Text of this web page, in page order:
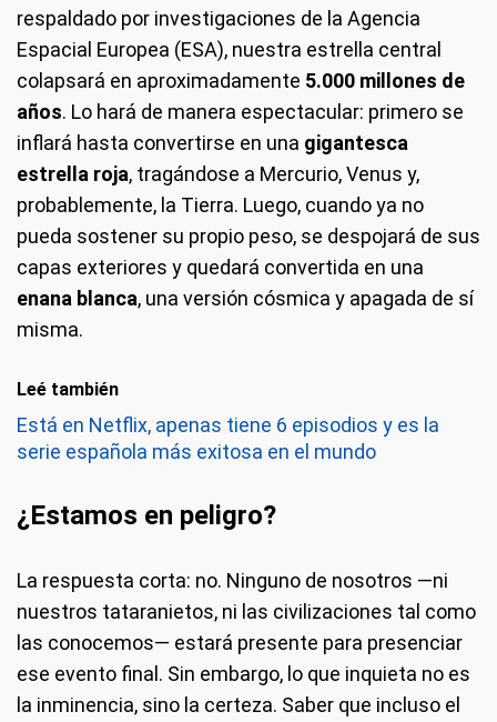
respaldado por investigaciones de la Agencia
Espacial Europea (ESA), nuestra estrella central
colapsará en aproximadamente 5.000 millones de
años. Lo hará de manera espectacular: primero se
inflará hasta convertirse en una gigantesca
estrella roja, tragándose a Mercurio, Venus y,
probablemente, la Tierra. Luego, cuando ya no
pueda sostener su propio peso, se despojará de sus
capas exteriores y quedará convertida en una
enana blanca, una versión cósmica y apagada de sí
misma.
Leé también
Está en Netflix, apenas tiene 6 episodios y es la
serie española más exitosa en el mundo
¿Estamos en peligro?
La respuesta corta: no. Ninguno de nosotros —ni
nuestros tataranietos, ni las civilizaciones tal como
las conocemos— estará presente para presenciar
ese evento final. Sin embargo, lo que inquieta no es
la inminencia, sino la certeza. Saber que incluso el